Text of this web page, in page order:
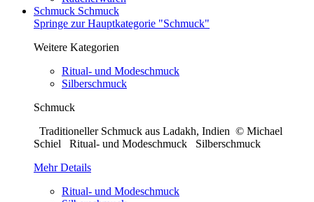
Schmuck Schmuck
Springe zur Hauptkategorie "Schmuck"
Weitere Kategorien
Ritual- und Modeschmuck
Silberschmuck
Schmuck
Traditioneller Schmuck aus Ladakh, Indien © Michael
Schiel Ritual- und Modeschmuck Silberschmuck
Mehr Details
Ritual- und Modeschmuck